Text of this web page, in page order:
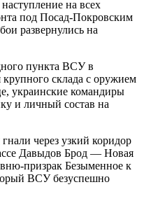
на всех
под Посад-Покровским
развернулись на
пункта ВСУ в
крупного склада с оружием
украинские командиры
и личный состав на
через узкий коридор
Давыдов Брод — Новая
призрак Безыменное к
ВСУ безуспешно